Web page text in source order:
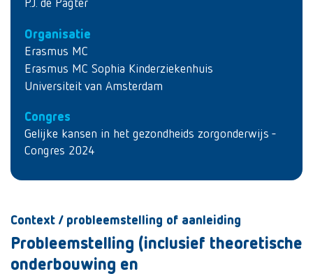
P.J. de Pagter
Organisatie
Erasmus MC
Erasmus MC Sophia Kinderziekenhuis
Universiteit van Amsterdam
Congres
Gelijke kansen in het gezondheids zorgonderwijs -
Congres 2024
Context / probleemstelling of aanleiding
Probleemstelling (inclusief theoretische
onderbouwing en